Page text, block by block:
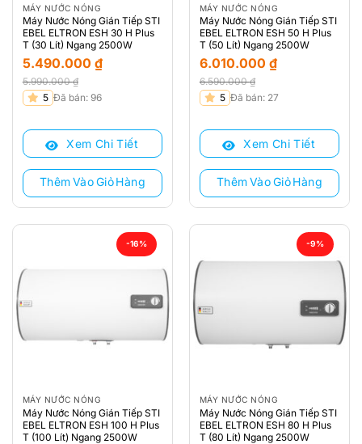
MÁY NƯỚC NÓNG
Máy Nước Nóng Gián Tiếp STI
EBEL ELTRON ESH 30 H Plus
T (30 Lít) Ngang 2500W
5.990.000₫
Giá
là:
5.990.000 ₫.
5.490.000 ₫
Giá
tại
5.490.000 ₫.
5 Đã bán: 96
Xem Chi Tiết
Thêm Vào Giỏ Hàng
MÁY NƯỚC NÓNG
Máy Nước Nóng Gián Tiếp STI
EBEL ELTRON ESH 50 H Plus
T (50 Lít) Ngang 2500W
6.590.000₫
Giá
là:
6.590.000 ₫.
6.010.000 ₫
Giá
tại
6.010.000 ₫.
5 Đã bán: 27
Xem Chi Tiết
Thêm Vào Giỏ Hàng
-16%
MÁY NƯỚC NÓNG
Máy Nước Nóng Gián Tiếp STI
EBEL ELTRON ESH 100 H Plus
T (100 Lít) Ngang 2500W
-9%
MÁY NƯỚC NÓNG
Máy Nước Nóng Gián Tiếp STI
EBEL ELTRON ESH 80 H Plus
T (80 Lít) Ngang 2500W